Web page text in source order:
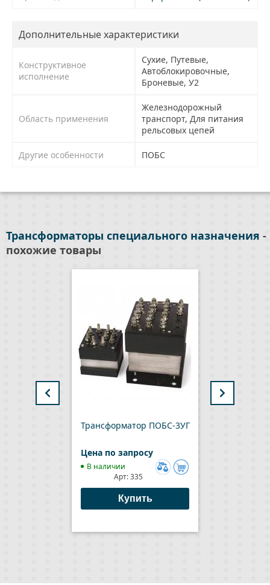
Дополнительные характеристики
Конструктивное
исполнение
Сухие, Путевые,
Автоблокировочные,
Броневые, У2
Область применения
Железнодорожный
транспорт, Для питания
рельсовых цепей
Другие особенности ПОБС
Трансформаторы специального назначения -
похожие товары
Трансформатор ПОБС-3УГ
Цена по запросу
сравнению
В наличии
Арт:335
Купить